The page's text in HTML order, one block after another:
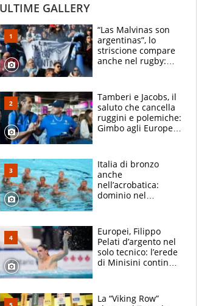
ULTIME GALLERY
“Las Malvinas son
argentinas”, lo
striscione compare
anche nel rugby:
un caso
Tamberi e Jacobs, il
saluto che cancella
ruggini e polemiche:
Gimbo agli Europei
Italia di bronzo
anche
nell’acrobatica:
dominio nel
e compagni
continuare
Europei, Filippo
Pelati d’argento nel
solo tecnico: l’erede
di Minisini continua
mirino
La “Viking Row”